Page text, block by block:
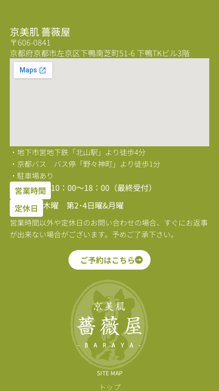
SITE MAP
トップ
京美肌 薔薇屋
〒606-0841
京都府京都市左京区下鴨南芝町51-6 下鴨TKビル3階
・地下市営地下鉄「北山駅」より徒歩4分
・京都バス バス停「野々神町」より徒歩1分
・駐車場あり
営業時間 10：00〜18：00（最終受付）
定休日 木曜 第2･4日曜&月曜
営業時間以外や定休日のお問い合わせの場合、すぐにお返事
が出来ない場合がございます。予めご了承下さい。
ご予約はこちら